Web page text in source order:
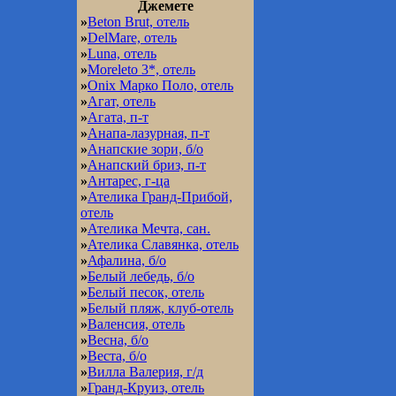
Джемете
»Beton Brut, отель
»DelMare, отель
»Luna, отель
»Moreleto 3*, отель
»Onix Марко Поло, отель
»Агат, отель
»Агата, п-т
»Анапа-лазурная, п-т
»Анапские зори, б/о
»Анапский бриз, п-т
»Антарес, г-ца
»Ателика Гранд-Прибой,
отель
»Ателика Мечта, сан.
»Ателика Славянка, отель
»Афалина, б/о
»Белый лебедь, б/о
»Белый песок, отель
»Белый пляж, клуб-отель
»Валенсия, отель
»Весна, б/о
»Веста, б/о
»Вилла Валерия, г/д
»Гранд-Круиз, отель